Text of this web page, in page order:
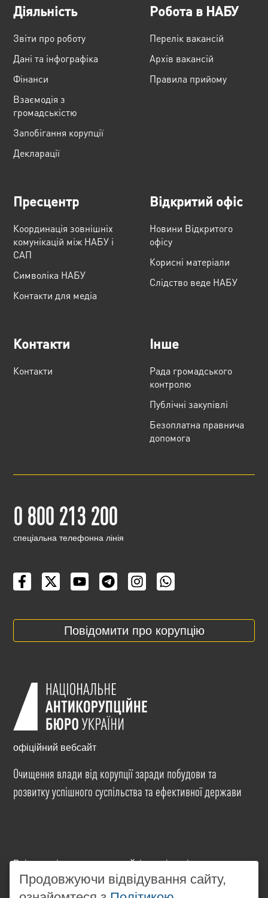
Діяльність
Звіти про роботу
Дані та інфографіка
Фінанси
Взаємодія з
громадськістю
Запобігання корупції
Декларації
Робота в НАБУ
Перелік вакансій
Архів вакансій
Правила прийому
Пресцентр
Координація зовнішніх
комунікацій між НАБУ і
САП
Cимволіка НАБУ
Контакти для медіа
Відкритий офіс
Новини Відкритого
офісу
Корисні матеріали
Слідство веде НАБУ
Контакти
Контакти
Інше
Рада громадського
контролю
Публічні закупівлі
Безоплатна правнича
допомога
0 800 213 200
cпеціальна телефонна лінія
Повідомити про корупцію
офіційний вебсайт
Очищення влади від корупції заради побудови та
розвитку успішного суспільства та ефективної держави
Всі матеріали на цьому сайті розміщені на умовах
ліцензіїCreative Commons Attribution-NonCommercial-
NoDerivatives 4.0 International. Використання будь-
Продовжуючи відвідування сайту,